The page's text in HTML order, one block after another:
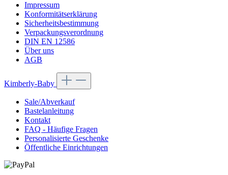
Impressum
Konformitätserklärung
Sicherheitsbestimmung
Verpackungsverordnung
DIN EN 12586
Über uns
AGB
Kimberly-Baby
Sale/Abverkauf
Bastelanleitung
Kontakt
FAQ - Häufige Fragen
Personalisierte Geschenke
Öffentliche Einrichtungen